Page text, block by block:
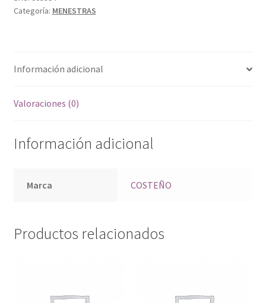
Categoría: MENESTRAS
Información adicional
Valoraciones (0)
Información adicional
Marca COSTEÑO
Productos relacionados